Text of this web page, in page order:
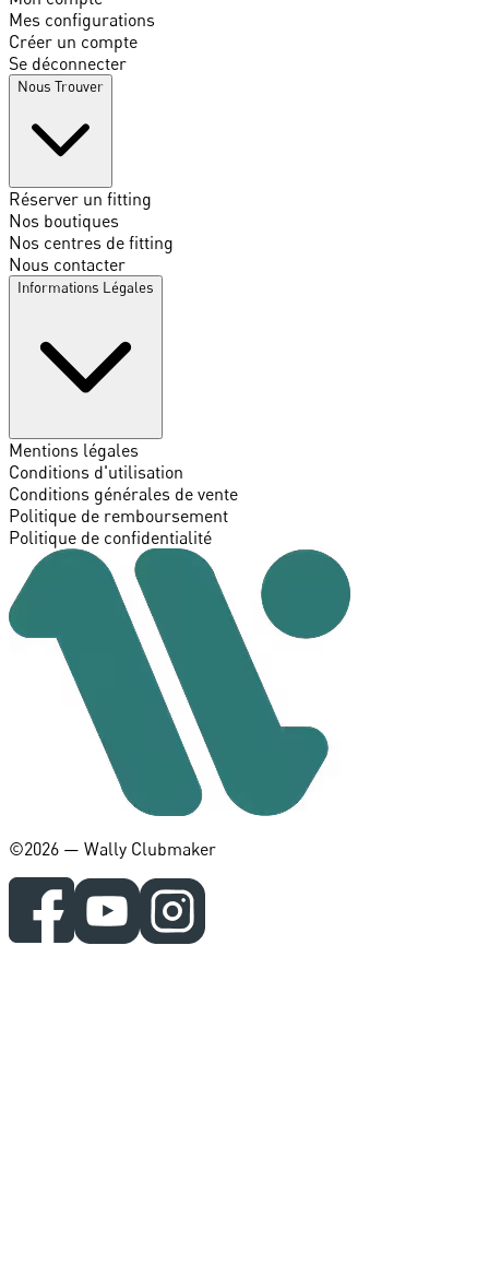
Mes configurations
Créer un compte
Se déconnecter
Nous Trouver
Réserver un fitting
Nos boutiques
Nos centres de fitting
Nous contacter
Informations Légales
Mentions légales
Conditions d'utilisation
Conditions générales de vente
Politique de remboursement
Politique de confidentialité
©️2026 — Wally Clubmaker